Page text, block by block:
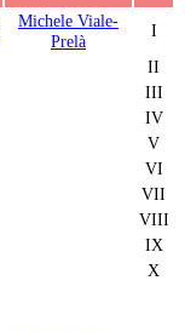
Michele Viale-
Prelà
I
II
III
IV
V
VI
VII
VIII
IX
X